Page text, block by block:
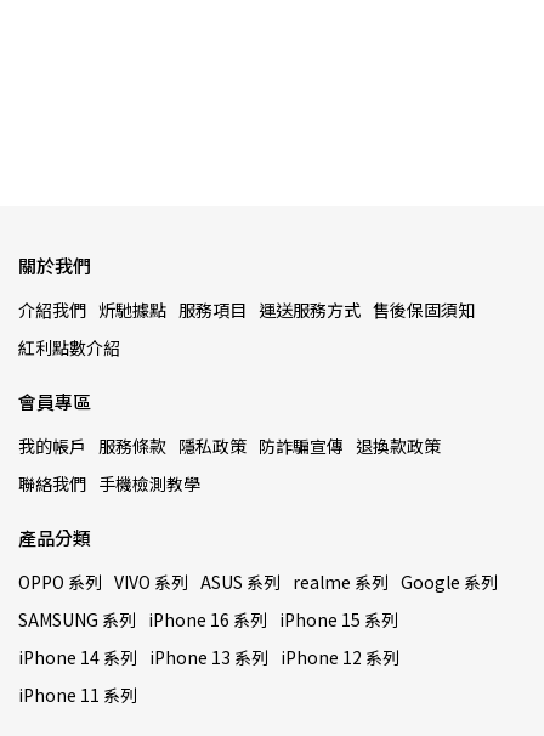
關於我們
介紹我們 炘馳據點 服務項目 運送服務方式 售後保固須知
紅利點數介紹
會員專區
我的帳戶 服務條款 隱私政策 防詐騙宣傳 退換款政策
聯絡我們 手機檢測教學
產品分類
OPPO 系列 VIVO 系列 ASUS 系列 realme 系列 Google 系列
SAMSUNG 系列 iPhone 16 系列 iPhone 15 系列
iPhone 14 系列 iPhone 13 系列 iPhone 12 系列
iPhone 11 系列